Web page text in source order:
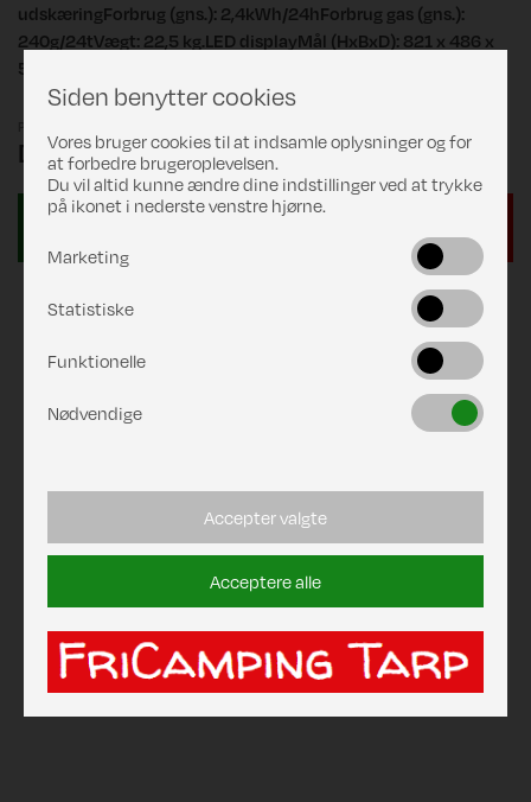
udskæringForbrug (gns.): 2,4kWh/24hForbrug gas (gns.):
240g/24tVægt: 22,5 kg.LED displayMål (HxBxD): 821 x 486 x
543 mm.Hængsel venstre/højre
DKK 10.089,00
Siden benytter cookies
Vores bruger cookies til at indsamle oplysninger og for
at forbedre brugeroplevelsen.
Du vil altid kunne ændre dine indstillinger ved at trykke
på ikonet i nederste venstre hjørne.
Marketing
Statistiske
Funktionelle
Nødvendige
Accepter valgte
Acceptere alle